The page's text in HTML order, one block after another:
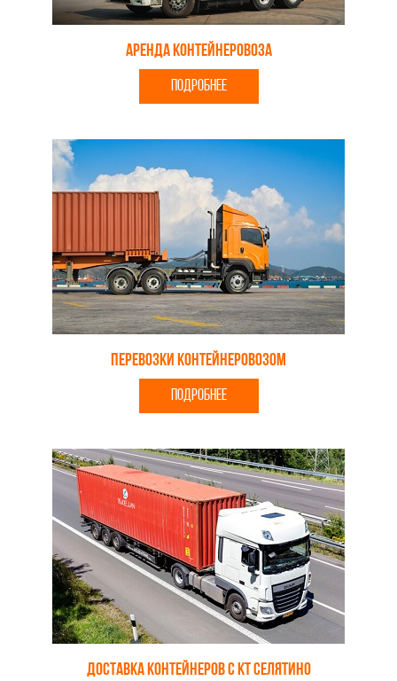
Аренда контейнеровоза
ПОДРОБНЕЕ
Перевозки контейнеровозом
ПОДРОБНЕЕ
Доставка контейнеров с КТ Селятино